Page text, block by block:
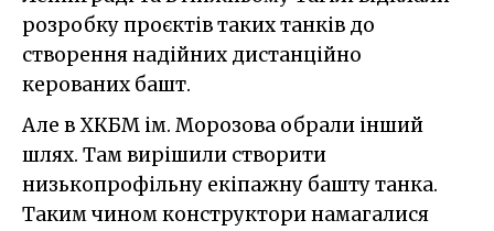
розробку проєктів таких танків до
створення надійних дистанційно
керованих башт.
Але в ХКБМ ім. Морозова обрали інший
шлях. Там вирішили створити
низькопрофільну екіпажну башту танка.
Таким чином конструктори намагалися